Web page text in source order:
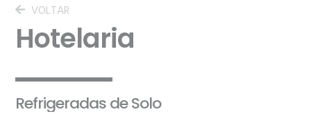
VOLTAR
Hotelaria
Refrigeradas de Solo